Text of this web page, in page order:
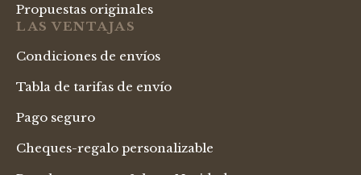
Propuestas originales
LAS VENTAJAS
Condiciones de envíos
Tabla de tarifas de envío
Pago seguro
Cheques-regalo personalizable